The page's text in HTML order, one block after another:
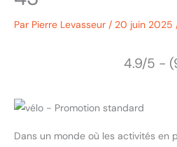
Par Pierre Levasseur / 20 juin 2025
4.9/5 -
Dans un monde où les activités en